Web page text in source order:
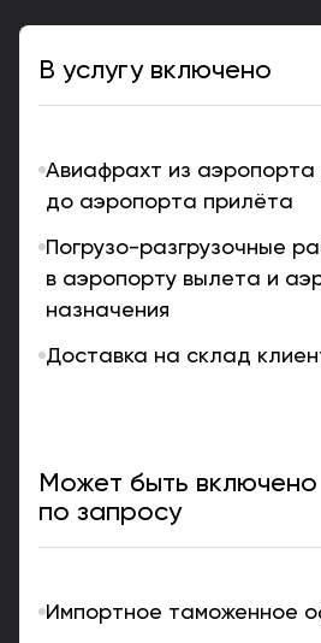
В услугу включено
Авиафрахт из аэропорта
до аэропорта прилёта
Погрузо-разгрузочные
в аэропорту вылета и
назначения
Доставка на склад
Может быть включено
по запросу
Импортное таможенное